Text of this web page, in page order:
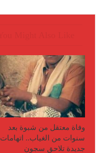
وفاة معتقل من شبوة بعد
سنوات من الغياب.. اتهامات
جديدة تلاحق سجون